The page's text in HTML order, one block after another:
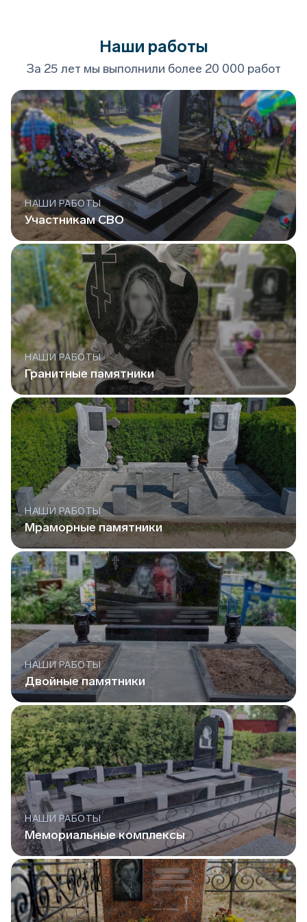
Наши работы
За 25 лет мы выполнили более 20 000 работ
НАШИ РАБОТЫ
Участникам СВО
НАШИ РАБОТЫ
Гранитные памятники
НАШИ РАБОТЫ
Мраморные памятники
НАШИ РАБОТЫ
Двойные памятники
НАШИ РАБОТЫ
Мемориальные комплексы